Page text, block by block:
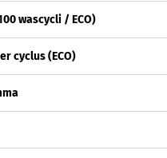
wascycli / ECO)
cyclus (ECO)